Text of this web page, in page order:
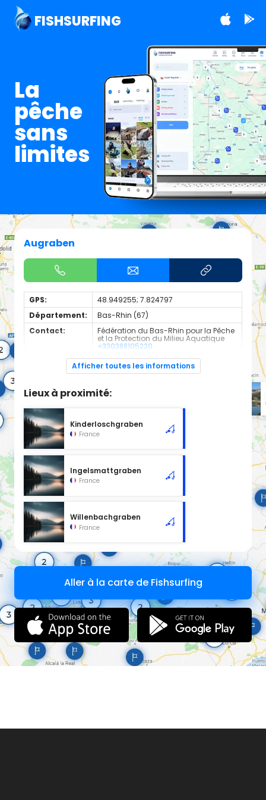
FISHSURFING
La
pêche
sans
limites
Augraben
GPS:
48.949255; 7.824797
Département:
Bas-Rhin (67)
Contact:
Fédération du Bas-Rhin pour la Pêche
et la Protection du Milieu Aquatique
+330388105220
Espèces de
Carnassier, carpe, poisson blanc
Afficher toutes les informations
Lieux à proximité:
Kinderloschgraben
France
Ingelsmattgraben
France
Willenbachgraben
France
Aller à la carte de Fishsurfing